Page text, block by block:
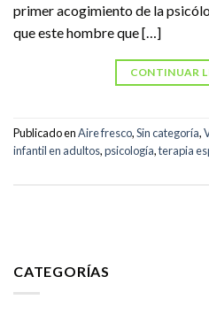
primer acogimiento de la
que este hombre que […]
CONTINUAR
Publicado enAire fresco,Sin categoría,
infantil en adultos,psicología,terapia
CATEGORÍAS